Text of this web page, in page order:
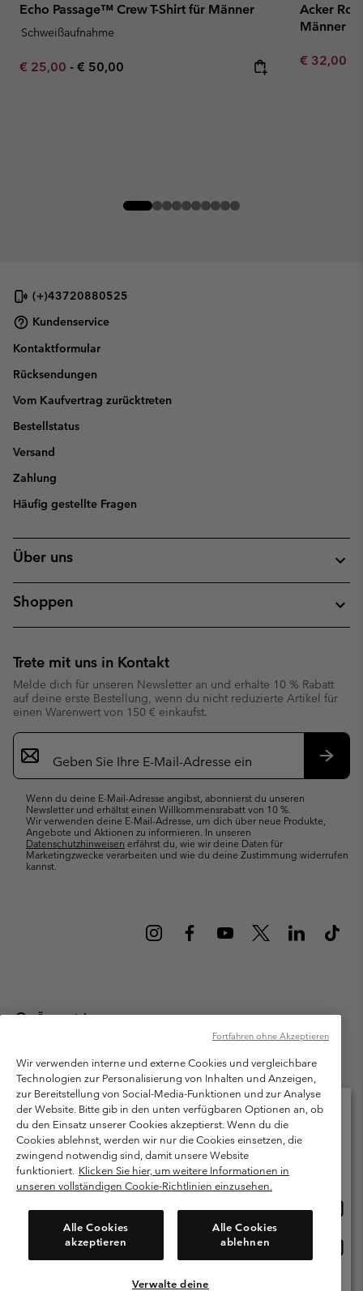
Echo Passage™ Crew T-Shirt für Männer
Schweißaufnahme
Minimum sale price:
€ 25,00 - Maximum price:
€ 50,00
Acker
Männer
Minimum
€ 32,00
(+)43720880525
Kundenservice
Kontaktformular
Rücksendungen
Vom Kaufvertrag zurücktreten
Bestellstatus
Versand
Zahlung
Häufig gestellte Fragen
Über uns
Shoppen
Trete mit uns in Kontakt
Melde dich für unseren Newsletter an und erhalte 10 % Rabatt
auf deine erste Bestellung, wenn du nicht reduzierte Artikel für
einen Warenwert von 150 € einkaufst.
Newsletter-
Anmeldung
Wenn du deine E-Mail-Adresse angibst, abonnierst du unseren
Newsletter und erhältst einen Willkommensrabatt von 10 %.
Wir verwenden deine E-Mail-Adresse, um dich über neue Produkte,
Angebote und Aktionen zu informieren. In unseren
Datenschutzhinweisen erfährst du, wie wir deine Daten für
Marketingzwecke verarbeiten und wie du deine Zustimmung widerrufen
kannst.
Österreich
Columbia Sportswear Austria GmbH. Moosfeldstraße 1, 5101
Bergheim, Salzburg Österreich. Alle Rechte vorbehalten.
Nutzungsbedingungen
Allgemeine Verkaufsbedingungen
Garantie
Datenschutzerklärung
Bestimmungen und Bedingungen des Mitglieder Programms
Nutzungsbedingungen Für Nutzergenerierte Inhalte
Cookies
Kundenservice: Mo- Fr. 9:00 - 13:00 & 14:00- 18:00 Uhr
(+)43720880525
Wir verwenden interne und externe Cookies und vergleichbare
Technologien zur Personalisierung von Inhalten und Anzeigen,
zur Bereitstellung von Social-Media-Funktionen und zur Analyse
der Website. Bitte gib in den unten verfügbaren Optionen an, ob
du den Einsatz unserer Cookies akzeptierst. Wenn du die
Cookies ablehnst, werden wir nur die Cookies einsetzen, die
zwingend notwendig sind, damit unsere Website
funktioniert. Klicken Sie hier, um weitere Informationen in
unseren vollständigen Cookie-Richtlinien einzusehen.
Alle Cookies
akzeptieren
Alle Cookies
ablehnen
Verwalte deine
Fortfahren ohne Akzeptieren
Bitte wählen Sie Ihr Lieferland und Ihre Sprache
Online-Einkauf verfügbar
Österreich